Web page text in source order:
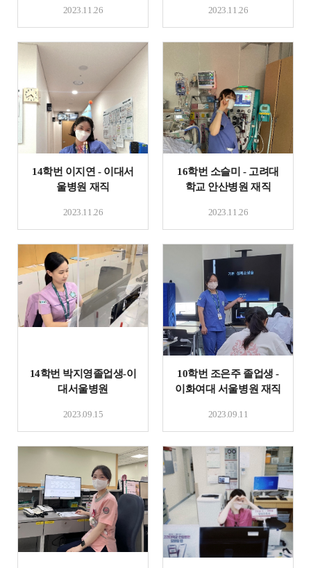
2023.11.26 2023.11.26
14학번 이지연 - 이대서
울병원 재직
2023.11.26
16학번 소슬미 - 고려대
학교 안산병원 재직
2023.11.26
14학번 박지영졸업생-이
대서울병원
2023.09.15
10학번 조은주 졸업생 -
이화여대 서울병원 재직
2023.09.11